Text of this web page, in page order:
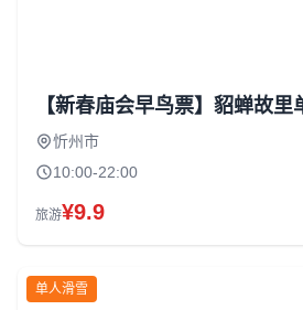
忻州市
10:00-22:00
旅游¥9.9
单人滑雪